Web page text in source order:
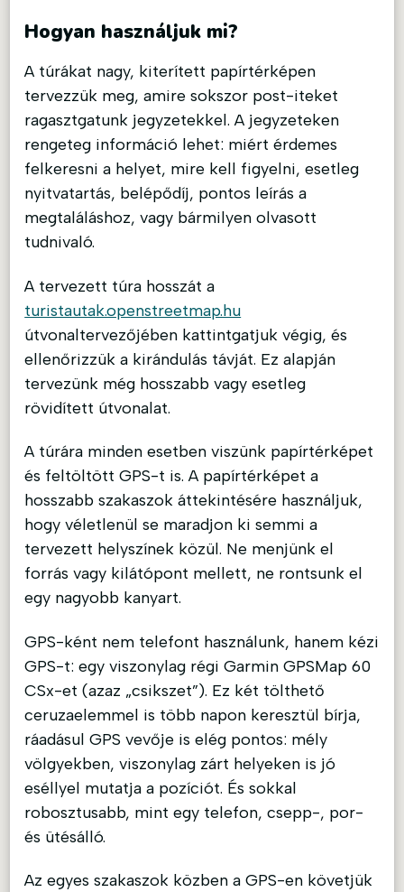
Hogyan használjuk mi?
A túrákat nagy, kiterített papírtérképen
tervezzük meg, amire sokszor post-iteket
ragasztgatunk jegyzetekkel. A jegyzeteken
rengeteg információ lehet: miért érdemes
felkeresni a helyet, mire kell figyelni, esetleg
nyitvatartás, belépődíj, pontos leírás a
megtaláláshoz, vagy bármilyen olvasott
tudnivaló.
A tervezett túra hosszát a
turistautak.openstreetmap.hu
útvonaltervezőjében kattintgatjuk végig, és
ellenőrizzük a kirándulás távját. Ez alapján
tervezünk még hosszabb vagy esetleg
rövidített útvonalat.
A túrára minden esetben viszünk papírtérképet
és feltöltött GPS-t is. A papírtérképet a
hosszabb szakaszok áttekintésére használjuk,
hogy véletlenül se maradjon ki semmi a
tervezett helyszínek közül. Ne menjünk el
forrás vagy kilátópont mellett, ne rontsunk el
egy nagyobb kanyart.
GPS-ként nem telefont használunk, hanem kézi
GPS-t: egy viszonylag régi Garmin GPSMap 60
CSx-et (azaz „csikszet”). Ez két tölthető
ceruzaelemmel is több napon keresztül bírja,
ráadásul GPS vevője is elég pontos: mély
völgyekben, viszonylag zárt helyeken is jó
eséllyel mutatja a pozíciót. És sokkal
robosztusabb, mint egy telefon, csepp-, por-
és ütésálló.
Az egyes szakaszok közben a GPS-en követjük